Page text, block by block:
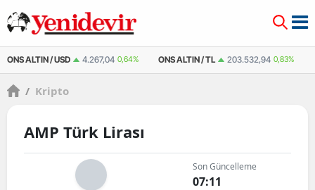
ONS ALTIN / USD 4.267,04 0,64% ONS ALTIN / TL 203.532,94 0,83%
/ Kripto
AMP Türk Lirası
Son Güncelleme
07:11